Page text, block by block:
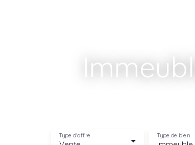
Type d'offre Type de bien